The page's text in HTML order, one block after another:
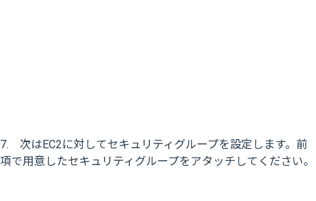
7. 次はEC2に対してセキュリティグループを設定します。前
項で用意したセキュリティグループをアタッチしてください。